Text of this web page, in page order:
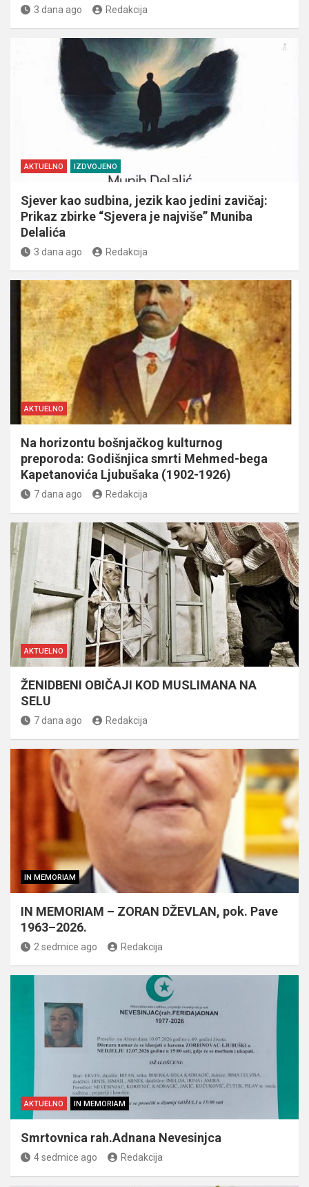
3 dana ago Redakcija
AKTUELNO IZDVOJENO
Sjever kao sudbina, jezik kao jedini zavičaj:
Prikaz zbirke “Sjevera je najviše” Muniba
Delalića
3 dana ago Redakcija
AKTUELNO
Na horizontu bošnjačkog kulturnog
preporoda: Godišnjica smrti Mehmed-bega
Kapetanovića Ljubušaka (1902-1926)
7 dana ago Redakcija
AKTUELNO
ŽENIDBENI OBIČAJI KOD MUSLIMANA NA
SELU
7 dana ago Redakcija
IN MEMORIAM
IN MEMORIAM – ZORAN DŽEVLAN, pok. Pave
1963–2026.
2 sedmice ago Redakcija
AKTUELNO IN MEMORIAM
Smrtovnica rah.Adnana Nevesinjca
4 sedmice ago Redakcija